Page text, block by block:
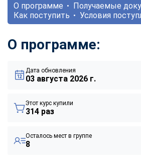
О программе
Получаемые
Как поступить
Условия
О программе:
Дата обновления
03 августа 2026 г.
Этот курс купили
314 раз
Осталось мест в группе
8